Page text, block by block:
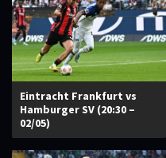
Eintracht Frankfurt vs
Hamburger SV (20:30 –
02/05)